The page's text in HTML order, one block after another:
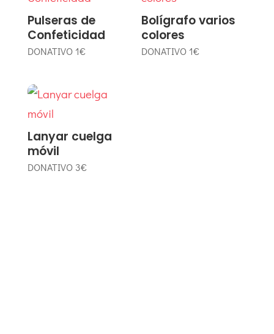
Pulseras de
Confeticidad
DONATIVO1€
Bolígrafo varios
colores
DONATIVO 1€
Lanyar cuelga
móvil
DONATIVO3€